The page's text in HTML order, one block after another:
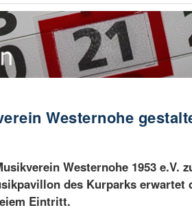
Westernohe
Westernohe 1953 e.V.
des Kurparks erwartet
Eintritt.